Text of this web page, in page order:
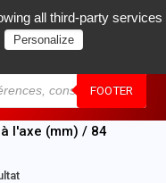
FOOTER
0
l'axe (mm) / 84
all third-party services
Personalize